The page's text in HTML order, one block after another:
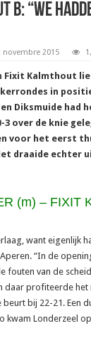
“We
novembre 2015
Fixit Kalmthout
in
Diksmuide had
over de knie
voor het eerst
draaide echter
(m) – FIXIT
want eigenlijk
“In de
fouten van de
daar profiteerde het
bij 22-21. Een
kwam Londerzeel